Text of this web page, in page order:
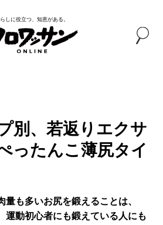
しに役立つ、知恵がある。
別、若返りエクサ
ったんこ薄尻タイ
量も多いお尻を鍛えることは、
運動初心者にも鍛えている人にも